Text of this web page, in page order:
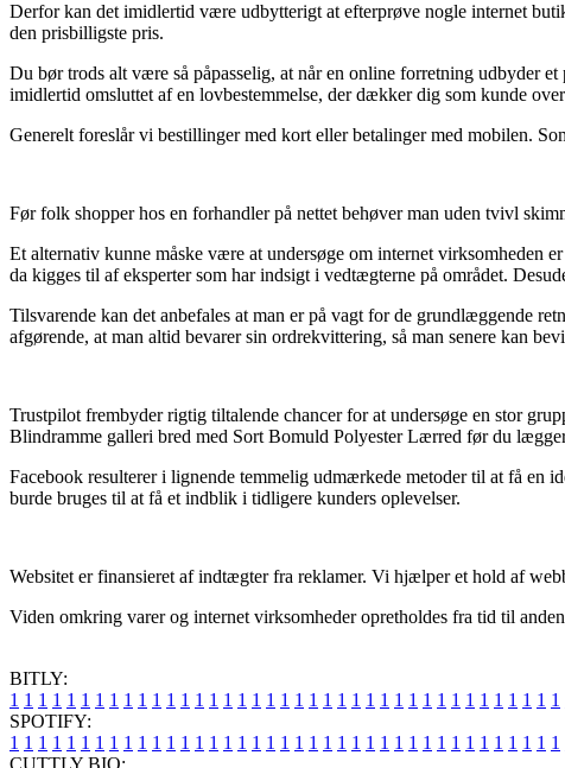
Derfor kan det imidlertid være udbytterigt at efterprøve nogle internet
den prisbilligste pris.
Du bør trods alt være så påpasselig, at når en online forretning udbyder
imidlertid omsluttet af en lovbestemmelse, der dækker dig som kunde
Generelt foreslår vi bestillinger med kort eller betalinger med mobilen.
Før folk shopper hos en forhandler på nettet behøver man uden tvivl
Et alternativ kunne måske være at undersøge om internet virksomheden
da kigges til af eksperter som har indsigt i vedtægterne på området.
Tilsvarende kan det anbefales at man er på vagt for de grundlæggende
afgørende, at man altid bevarer sin ordrekvittering, så man senere kan
Trustpilot frembyder rigtig tiltalende chancer for at undersøge en stor
Blindramme galleri bred med Sort Bomuld Polyester Lærred før du
Facebook resulterer i lignende temmelig udmærkede metoder til at få en
burde bruges til at få et indblik i tidligere kunders oplevelser.
Websitet er finansieret af indtægter fra reklamer. Vi hjælper et hold af
Viden omkring varer og internet virksomheder opretholdes fra tid til
BITLY:
1 1 1 1 1 1 1 1 1 1 1 1 1 1 1 1 1 1 1 1 1 1 1 1 1 1 1 1 1 1 1 1 1 1 1 1 1 1 1
SPOTIFY:
1 1 1 1 1 1 1 1 1 1 1 1 1 1 1 1 1 1 1 1 1 1 1 1 1 1 1 1 1 1 1 1 1 1 1 1 1 1 1
CUTTLY BIO: